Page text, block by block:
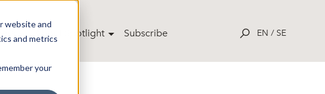
website and
and metrics
your
About Spotlight Subscribe EN / SE